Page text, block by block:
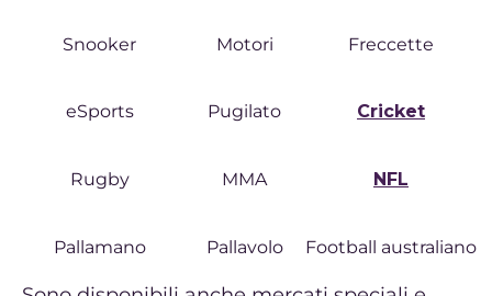
Snooker Motori Freccette
eSports Pugilato Cricket
Rugby MMA NFL
Pallamano Pallavolo Football australiano